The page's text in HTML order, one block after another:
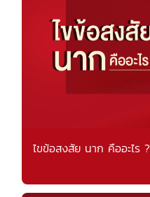
ไขข้อสงสัย นาก คืออะไร ?